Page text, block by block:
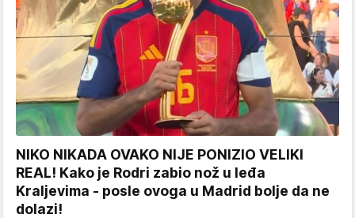
NIKO NIKADA OVAKO NIJE PONIZIO VELIKI
REAL! Kako je Rodri zabio nož u leđa
Kraljevima - posle ovoga u Madrid bolje da ne
dolazi!